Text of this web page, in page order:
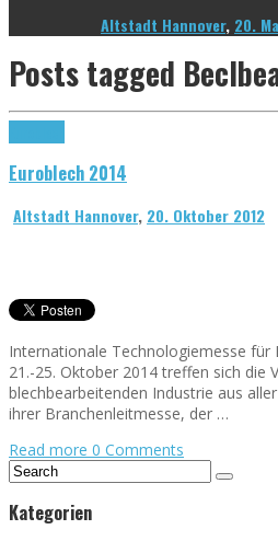
Altstadt Hannover, 20.
Posts tagged
Euroblech 2014
Altstadt Hannover, 20. Oktober 2012
Internationale Technologiemesse für
21.-25. Oktober 2014 treffen sich die
blechbearbeitenden Industrie aus
ihrer Branchenleitmesse, der …
Read more 0 Comments
Kategorien